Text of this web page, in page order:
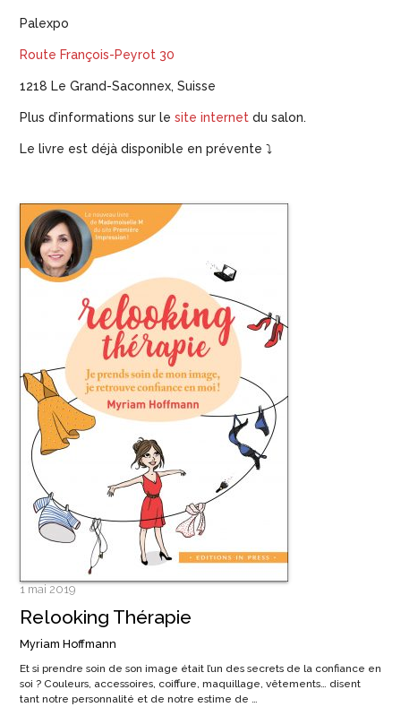
Palexpo
Route François-Peyrot 30
1218 Le Grand-Saconnex, Suisse
Plus d’informations sur le site internetdu salon.
Le livre est déjà disponible en prévente ⤵️
1 mai 2019
Relooking Thérapie
Myriam Hoffmann
Et si prendre soin de son image était l’un des secrets de la confiance en
soi ? Couleurs, accessoires, coiffure, maquillage, vêtements… disent
tant notre personnalité et de notre estime de …